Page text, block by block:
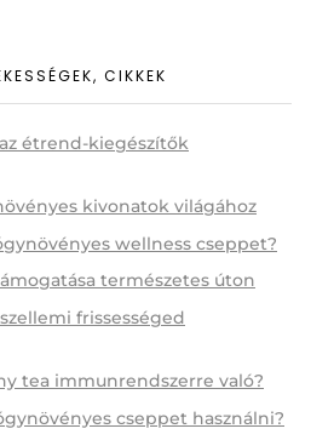
CIKKEK
étrend-kiegészítők
kivonatok világához
wellness cseppet?
természetes úton
frissességed
tea immunrendszerre való?
cseppet használni?